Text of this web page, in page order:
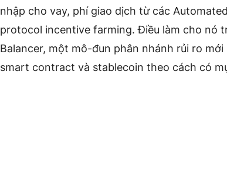
nhập cho vay, phí giao dịch từ các
protocol incentive farming. Điều làm cho nó
Balancer, một mô-đun phân nhánh rủi ro
smart contract và stablecoin theo cách có